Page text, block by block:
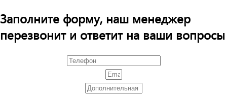
Заполните форму, наш менеджер
перезвонит и ответит на ваши вопросы